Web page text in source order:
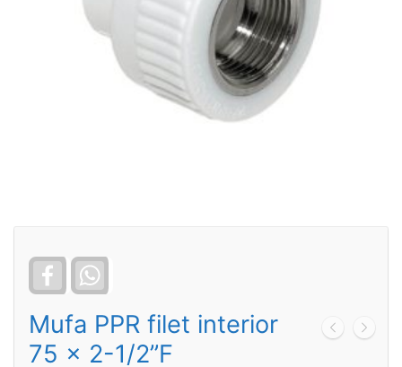
Facebook
Mufa PPR filet interior
75 x 2-1/2”F